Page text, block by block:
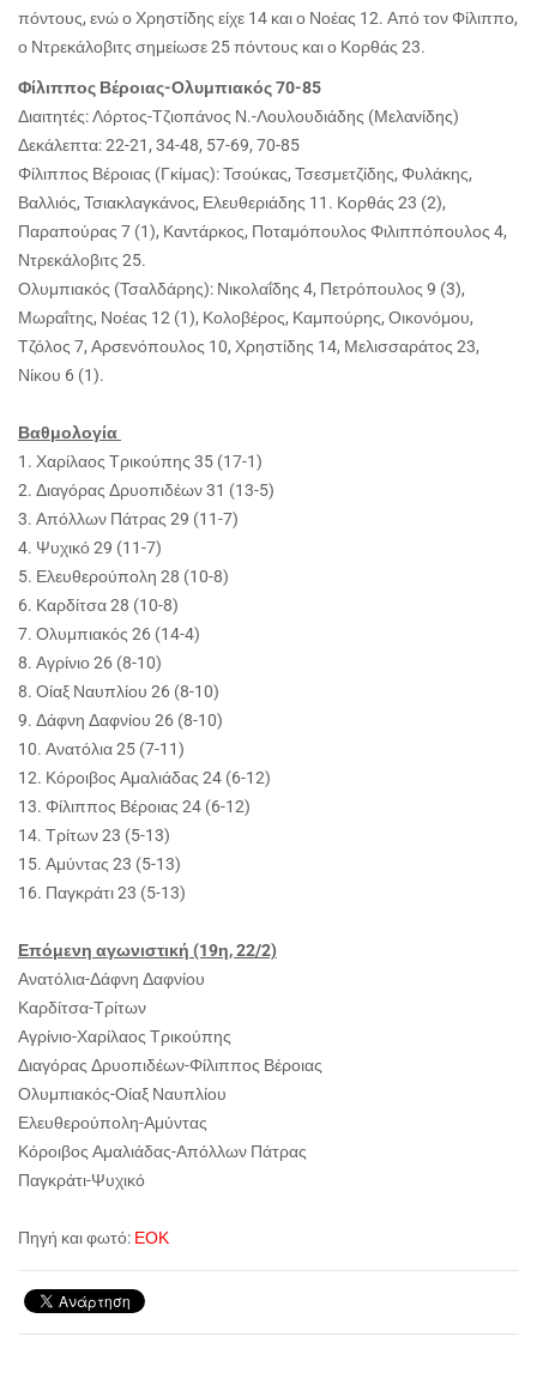
πόντους, ενώ ο Χρηστίδης είχε 14 και ο Νοέας 12. Από τον Φίλιππο,
ο Ντρεκάλοβιτς σημείωσε 25 πόντους και ο Κορθάς 23.
Φίλιππος Βέροιας-Ολυμπιακός 70-85
Διαιτητές: Λόρτος-Τζιοπάνος Ν.-Λουλουδιάδης (Μελανίδης)
Δεκάλεπτα: 22-21, 34-48, 57-69, 70-85
Φίλιππος Βέροιας (Γκίμας): Τσούκας, Τσεσμετζίδης, Φυλάκης,
Βαλλιός, Τσιακλαγκάνος, Ελευθεριάδης 11. Κορθάς 23 (2),
Παραπούρας 7 (1), Καντάρκος, Ποταμόπουλος Φιλιππόπουλος 4,
Ντρεκάλοβιτς 25.
Ολυμπιακός (Τσαλδάρης): Νικολαΐδης 4, Πετρόπουλος 9 (3),
Μωραΐτης, Νοέας 12 (1), Κολοβέρος, Καμπούρης, Οικονόμου,
Τζόλος 7, Αρσενόπουλος 10, Χρηστίδης 14, Μελισσαράτος 23,
Νίκου 6 (1).
Βαθμολογία
1. Χαρίλαος Τρικούπης 35 (17-1)
2. Διαγόρας Δρυοπιδέων 31 (13-5)
3. Απόλλων Πάτρας 29 (11-7)
4. Ψυχικό 29 (11-7)
5. Ελευθερούπολη 28 (10-8)
6. Καρδίτσα 28 (10-8)
7. Ολυμπιακός 26 (14-4)
8. Αγρίνιο 26 (8-10)
8. Οίαξ Ναυπλίου 26 (8-10)
9. Δάφνη Δαφνίου 26 (8-10)
10. Ανατόλια 25 (7-11)
12. Κόροιβος Αμαλιάδας 24 (6-12)
13. Φίλιππος Βέροιας 24 (6-12)
14. Τρίτων 23 (5-13)
15. Αμύντας 23 (5-13)
16. Παγκράτι 23 (5-13)
Επόμενη αγωνιστική (19η, 22/2)
Ανατόλια-Δάφνη Δαφνίου
Καρδίτσα-Τρίτων
Αγρίνιο-Χαρίλαος Τρικούπης
Διαγόρας Δρυοπιδέων-Φίλιππος Βέροιας
Ολυμπιακός-Οίαξ Ναυπλίου
Ελευθερούπολη-Αμύντας
Κόροιβος Αμαλιάδας-Απόλλων Πάτρας
Παγκράτι-Ψυχικό
Πηγή και φωτό: ΕΟΚ